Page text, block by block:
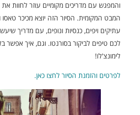
והמפגש עם מדריכים מקומיים עוזר לחוות את
המבט המקומית. הסיור הזה יוצא מכיכר טאסו
עתיקים ויפים, כנסיות ונופים, עם מדריך
לכם טיפים לביקור בסורנטו. וגם, איך אפשר
לימונצ'לו!
לפרטים והזמנת הסיור לחצו כאן.